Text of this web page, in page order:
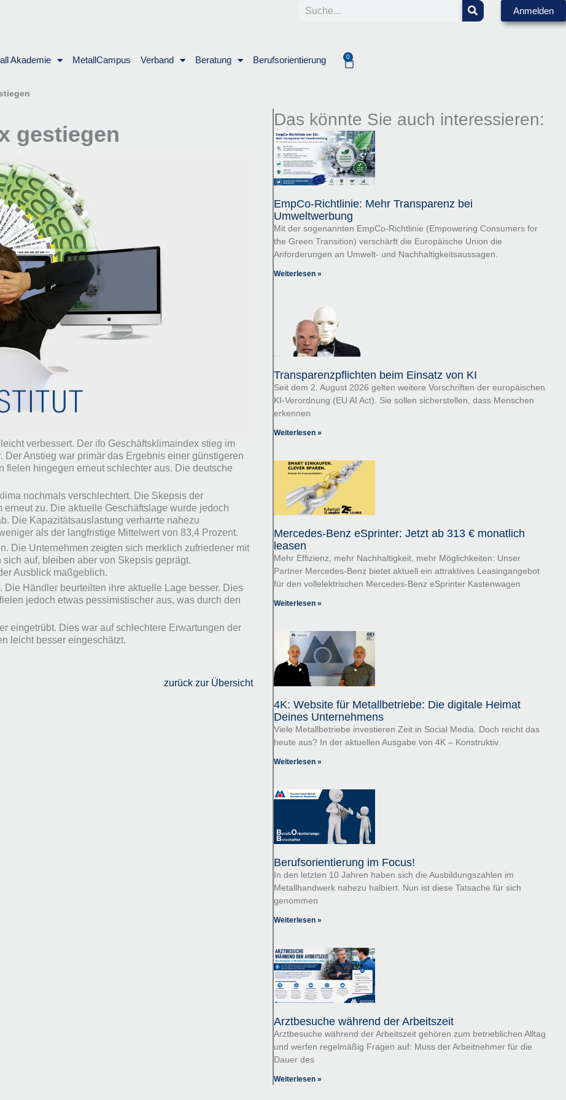
Suche
Anmelden
Akademie MetallCampus Verband Beratung Berufsorientierung 0
Warenkorb
gestiegen
verbessert. Der ifo Geschäftsklimaindex stieg im
Anstieg war primär das Ergebnis einer günstigeren
fielen hingegen erneut schlechter aus. Die deutsche
nochmals verschlechtert. Die Skepsis der
zu. Die aktuelle Geschäftslage wurde jedoch
Die Kapazitätsauslastung verharrte nahezu
als der langfristige Mittelwert von 83,4 Prozent.
Die Unternehmen zeigten sich merklich zufriedener mit
auf, bleiben aber von Skepsis geprägt.
Ausblick maßgeblich.
Händler beurteilten ihre aktuelle Lage besser. Dies
jedoch etwas pessimistischer aus, was durch den
eingetrübt. Dies war auf schlechtere Erwartungen der
leicht besser eingeschätzt.
zurück zur Übersicht
Das könnte Sie auch interessieren:
EmpCo-Richtlinie: Mehr Transparenz bei
Umweltwerbung
Mit der sogenannten EmpCo-Richtlinie (Empowering Consumers for
the Green Transition) verschärft die Europäische Union die
Anforderungen an Umwelt- und Nachhaltigkeitsaussagen.
Weiterlesen »
Transparenzpflichten beim Einsatz von KI
Seit dem 2. August 2026 gelten weitere Vorschriften der europäischen
KI-Verordnung (EU AI Act). Sie sollen sicherstellen, dass Menschen
erkennen
Weiterlesen »
Mercedes-Benz eSprinter: Jetzt ab 313 € monatlich
leasen
Mehr Effizienz, mehr Nachhaltigkeit, mehr Möglichkeiten: Unser
Partner Mercedes-Benz bietet aktuell ein attraktives Leasingangebot
für den vollelektrischen Mercedes-Benz eSprinter Kastenwagen
Weiterlesen »
4K: Website für Metallbetriebe: Die digitale Heimat
Deines Unternehmens
Viele Metallbetriebe investieren Zeit in Social Media. Doch reicht das
heute aus? In der aktuellen Ausgabe von 4K – Konstruktiv.
Weiterlesen »
Berufsorientierung im Focus!
In den letzten 10 Jahren haben sich die Ausbildungszahlen im
Metallhandwerk nahezu halbiert. Nun ist diese Tatsache für sich
genommen
Weiterlesen »
Arztbesuche während der Arbeitszeit
Arztbesuche während der Arbeitszeit gehören zum betrieblichen Alltag
und werfen regelmäßig Fragen auf: Muss der Arbeitnehmer für die
Dauer des
Weiterlesen »